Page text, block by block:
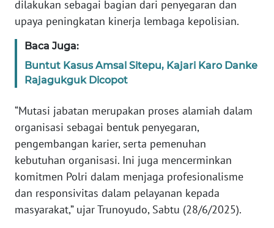
dilakukan sebagai bagian dari penyegaran dan
upaya peningkatan kinerja lembaga kepolisian.
Baca Juga:
Buntut Kasus Amsal Sitepu, Kajari Karo Danke
Rajagukguk Dicopot
“Mutasi jabatan merupakan proses alamiah dalam
organisasi sebagai bentuk penyegaran,
pengembangan karier, serta pemenuhan
kebutuhan organisasi. Ini juga mencerminkan
komitmen Polri dalam menjaga profesionalisme
dan responsivitas dalam pelayanan kepada
masyarakat,” ujar Trunoyudo, Sabtu (28/6/2025).
News
WN
SUMUT
WN
JABAR
WN
BANTEN